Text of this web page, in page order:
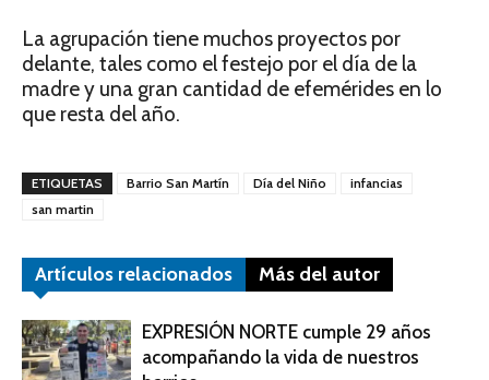
La agrupación tiene muchos proyectos por
delante, tales como el festejo por el día de la
madre y una gran cantidad de efemérides en lo
que resta del año.
ETIQUETAS Barrio San Martín Día del Niño
infancias
san martin
Artículos relacionados Más del autor
EXPRESIÓN NORTE cumple 29 años
acompañando la vida de nuestros